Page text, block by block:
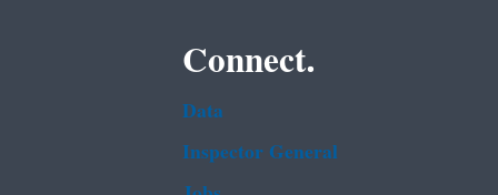
Connect.
Data
Inspector General